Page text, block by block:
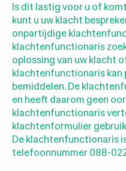
Is dit lastig voor u of
kunt u uw klacht
onpartijdige
klachtenfunctionaris
oplossing van uw klacht
klachtenfunctionaris kan
bemiddelen. De
en heeft daarom geen
klachtenfunctionaris
klachtenformulier
De klachtenfunctionaris
telefoonnummer 088-